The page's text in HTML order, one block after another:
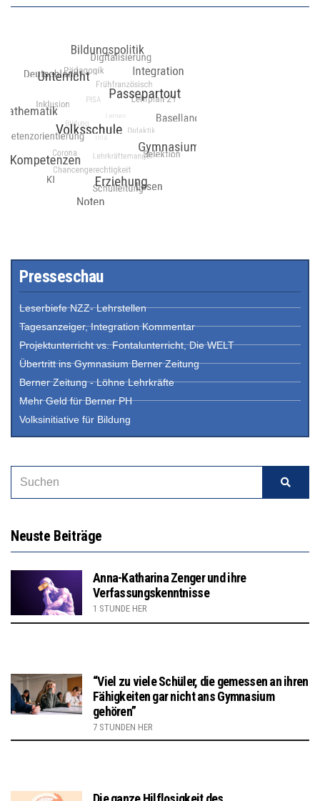
Presseschau
Leserbiefe NZZ- Lehrstellen
Tagesanzeiger, Integration Kommentar
Projektunterricht vs. Fontalunterricht, Die WELT
Übertritt ins Gymnasium Berner Zeitung
Berner Zeitung - Löhne Lehrkräfte
Mehr Geld für Berner PH
Volksinitiative für Bildung
Neuste Beiträge
Anna-Katharina Zenger und ihre
Verfassungskenntnisse
1 STUNDE HER
“Viel zu viele Schüler, die gemessen an ihren
Fähigkeiten gar nicht ans Gymnasium
gehören”
7 STUNDEN HER